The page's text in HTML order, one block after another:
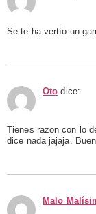
Se te ha vertío un
Oto dice:
Tienes razon con lo
dice nada jajaja.
Malo